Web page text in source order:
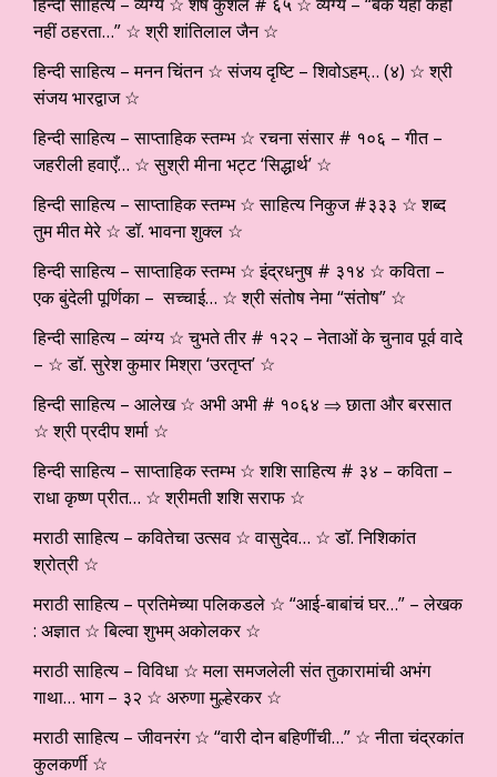
नहीं ठहरता…” ☆ श्री शांतिलाल जैन ☆
हिन्दी साहित्य – मनन चिंतन ☆ संजय दृष्टि – शिवोऽहम्… (४) ☆ श्री
संजय भारद्वाज ☆
हिन्दी साहित्य – साप्ताहिक स्तम्भ ☆ रचना संसार # १०६ – गीत –
जहरीली हवाएँ… ☆ सुश्री मीना भट्ट ‘सिद्धार्थ’ ☆
हिन्दी साहित्य – साप्ताहिक स्तम्भ ☆ साहित्य निकुज #३३३ ☆ शब्द
तुम मीत मेरे ☆ डॉ. भावना शुक्ल ☆
हिन्दी साहित्य – साप्ताहिक स्तम्भ ☆ इंद्रधनुष # ३१४ ☆ कविता –
एक बुंदेली पूर्णिका – सच्चाई… ☆ श्री संतोष नेमा “संतोष” ☆
हिन्दी साहित्य – व्यंग्य ☆ चुभते तीर # १२२ – नेताओं के चुनाव पूर्व वादे
– ☆ डॉ. सुरेश कुमार मिश्रा ‘उरतृप्त’ ☆
हिन्दी साहित्य – आलेख ☆ अभी अभी # १०६४ ⇒ छाता और बरसात
☆ श्री प्रदीप शर्मा ☆
हिन्दी साहित्य – साप्ताहिक स्तम्भ ☆ शशि साहित्य # ३४ – कविता –
राधा कृष्ण प्रीत… ☆ श्रीमती शशि सराफ ☆
मराठी साहित्य – कवितेचा उत्सव ☆ वासुदेव… ☆ डाॅ. निशिकांत
श्रोत्री ☆
मराठी साहित्य – प्रतिमेच्या पलिकडले ☆ “आई-बाबांचं घर…” – लेखक
: अज्ञात ☆ बिल्वा शुभम् अकोलकर ☆
मराठी साहित्य – विविधा ☆ मला समजलेली संत तुकारामांची अभंग
गाथा… भाग – ३२ ☆ अरुणा मुल्हेरकर ☆
मराठी साहित्य – जीवनरंग ☆ “वारी दोन बहिणींची…” ☆ नीता चंद्रकांत
कुलकर्णी ☆